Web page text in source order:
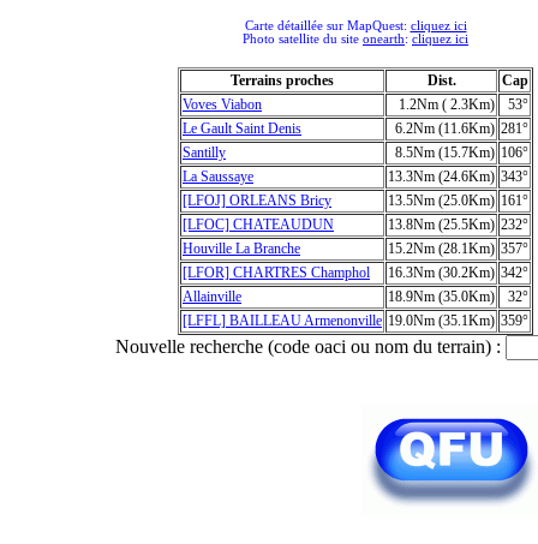
Carte détaillée sur MapQuest: cliquez ici
Photo satellite du site onearth: cliquez ici
Terrains proches Dist.
Cap
Voves Viabon
1.2Nm ( 2.3Km)
53°
Le Gault Saint Denis
6.2Nm (11.6Km) 281°
Santilly
8.5Nm (15.7Km) 106°
La Saussaye
13.3Nm (24.6Km) 343°
[LFOJ] ORLEANS Bricy
13.5Nm (25.0Km) 161°
[LFOC] CHATEAUDUN
13.8Nm (25.5Km) 232°
Houville La Branche
15.2Nm (28.1Km) 357°
[LFOR] CHARTRES Champhol
16.3Nm (30.2Km) 342°
Allainville
18.9Nm (35.0Km)
32°
[LFFL] BAILLEAU Armenonville 19.0Nm (35.1Km) 359°
Nouvelle recherche (code oaci ou nom du terrain) :